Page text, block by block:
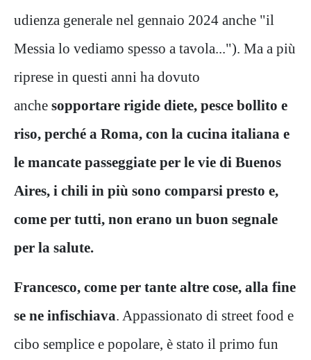
udienza generale nel gennaio 2024 anche "il
Messia lo vediamo spesso a tavola..."). Ma a più
riprese in questi anni ha dovuto
anche sopportare rigide diete, pesce bollito e
riso, perché a Roma, con la cucina italiana e
le mancate passeggiate per le vie di Buenos
Aires, i chili in più sono comparsi presto e,
come per tutti, non erano un buon segnale
per la salute.
Francesco, come per tante altre cose, alla fine
se ne infischiava. Appassionato di street food e
cibo semplice e popolare, è stato il primo fun